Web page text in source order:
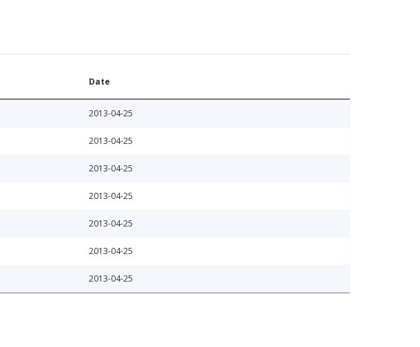
Date
2013-04-25
2013-04-25
2013-04-25
2013-04-25
2013-04-25
2013-04-25
2013-04-25